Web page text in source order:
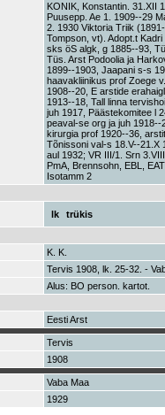
KONIK, Konstantin. 31.XII
Puusepp. Ae 1. 1909--29
2. 1930 Viktoria Triik
Tompson, vt). Adopt.t
sks öS algk, g 1885--93,
Tüs. Arst Podoolia ja
1899--1903, Jaapani s-s
haavakliinikus prof Zoege
1908--20, E arstide
1913--18, Tall linna
juh 1917, Päästekomitee l
peaval-se org ja juh 1918--
kirurgia prof 1920--36,
Tõnissoni val-s 18.V--21.X
aul 1932; VR III/1. Srn
PmA, Brennsohn, EBL,
Isotamm 2
lk
trükis
K. K.
Tervis 1908, lk. 25-32. -
Alus: BO person. kartot.
Eesti Arst
Tervis
1908
Vaba Maa
1929